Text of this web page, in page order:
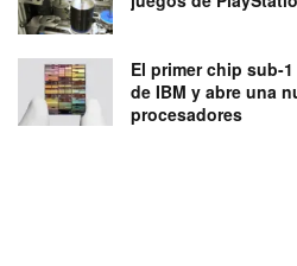
El primer chip sub-
de IBM y abre una
procesadores